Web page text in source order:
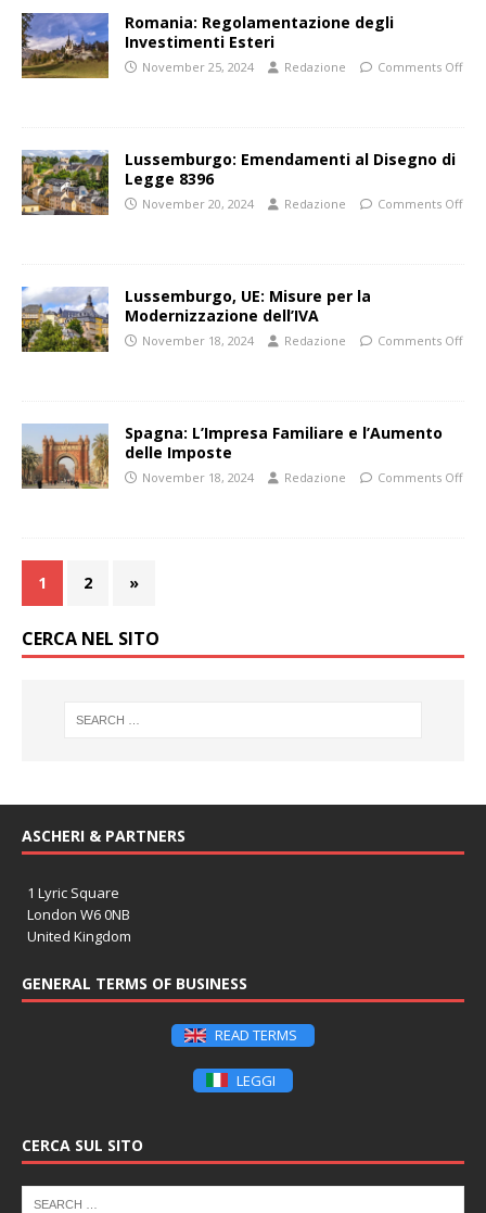
Romania: Regolamentazione degli
Investimenti Esteri
November 25, 2024 Redazione Comments Off
Lussemburgo: Emendamenti al Disegno di
Legge 8396
November 20, 2024 Redazione Comments Off
Lussemburgo, UE: Misure per la
Modernizzazione dell’IVA
November 18, 2024 Redazione Comments Off
Spagna: L’Impresa Familiare e l’Aumento
delle Imposte
November 18, 2024 Redazione Comments Off
1 2 »
CERCA NEL SITO
ASCHERI & PARTNERS
1 Lyric Square
London W6 0NB
United Kingdom
GENERAL TERMS OF BUSINESS
READ TERMS
LEGGI
CERCA SUL SITO